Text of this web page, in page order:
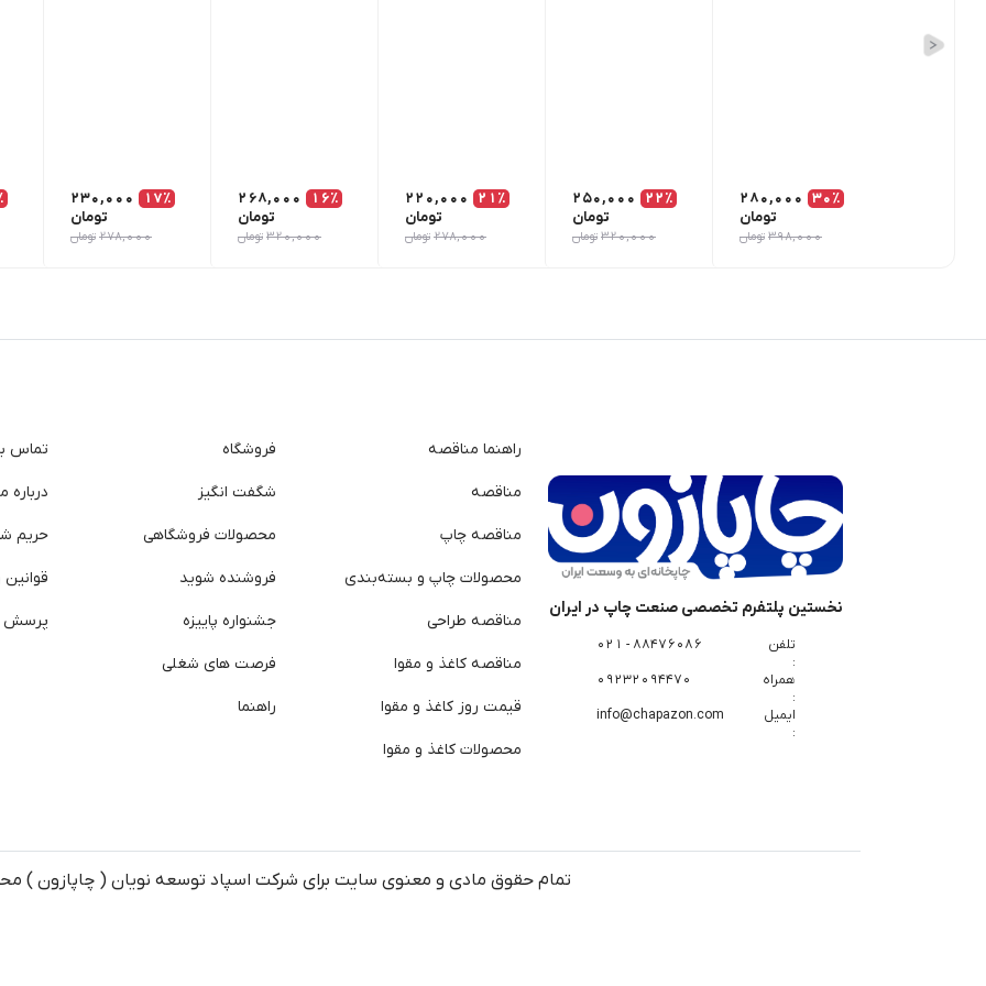
30٪ 280,000
تومان
398,000 تومان
22٪
250,000
تومان
320,000 تومان
21٪
220,000
تومان
278,000 تومان
16٪
268,000
تومان
320,000 تومان
17٪
230,000
تومان
278,000 تومان
نخستین پلتفرم تخصصی صنعت چاپ در ایران
تلفن
:
88476086 - 021
همراه
:
09232094470
ایمیل
:
info@chapazon.com
راهنما مناقصه
مناقصه
مناقصه چاپ
محصولات چاپ و بسته‌بندی
مناقصه طراحی
مناقصه کاغذ و مقوا
قیمت روز کاغذ و مقوا
محصولات کاغذ و مقوا
فروشگاه
شگفت انگیز
محصولات فروشگاهی
فروشنده شوید
جشنواره پاییزه
فرصت های شغلی
راهنما
تماس
درباره
حریم
پرسش
تمام حقوق مادی و معنوی سایت برای شرکت اسپاد توسعه نویان ( چاپازون )